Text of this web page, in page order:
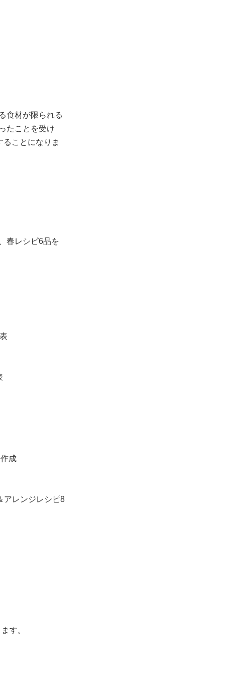
食材が限られる
たことを受け
ことになりま
春レシピ6品を
成
アレンジレシピ8
す。